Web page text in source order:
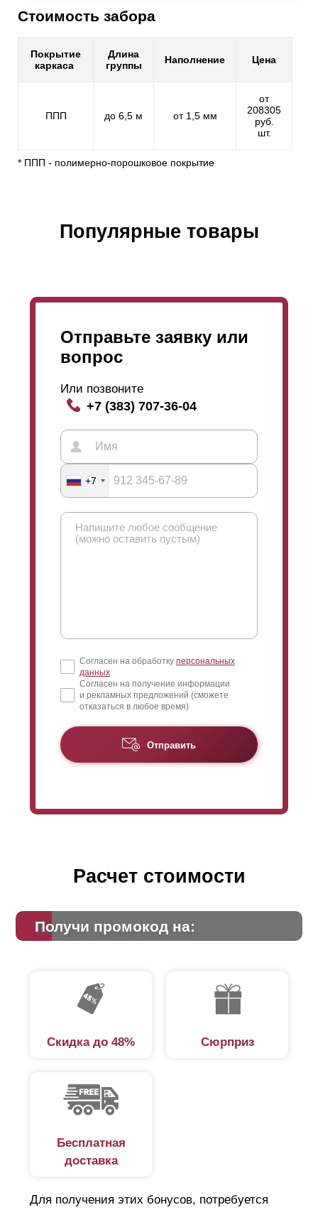
Стоимость забора
Покрытие
каркаса
Длина
группы
Наполнение Цена
ППП до 6,5 м от 1,5 мм
от
208305
руб.
шт.
* ППП - полимерно-порошковое покрытие
Популярные товары
Отправьте заявку или
вопрос
Или позвоните
+7 (383) 707-36-04
+7
Согласен на обработку персональных
данных
Согласен на получение информации
и рекламных предложений (сможете
отказаться в любое время)
Отправить
Расчет стоимости
Получи промокод на:
Скидка до 48% Сюрприз
Бесплатная
доставка
Для получения этих бонусов, потребуется